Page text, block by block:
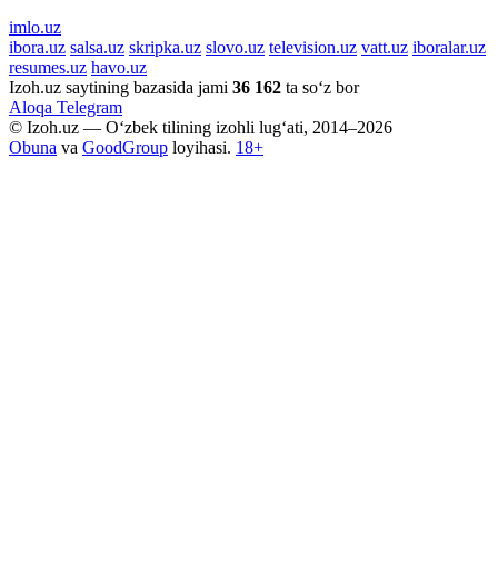
imlo.uz
ibora.uz salsa.uz skripka.uz slovo.uz television.uz vatt.uz iboralar.uz
resumes.uz havo.uz
Izoh.uz saytining bazasida jami 36 162 ta so‘z bor
Aloqa Telegram
© Izoh.uz — O‘zbek tilining izohli lug‘ati, 2014–2026
Obuna va GoodGroup loyihasi. 18+